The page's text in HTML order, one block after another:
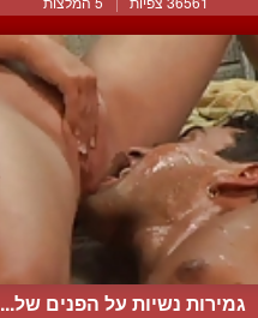
גמירות נשיות על הפנים של...